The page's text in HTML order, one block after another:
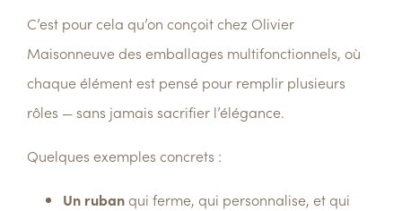
C’est pour cela qu’on conçoit chez Olivier
Maisonneuvedes emballages multifonctionnels, où
chaque élément est pensé pour remplir plusieurs
rôles — sans jamais sacrifier l’élégance.
Quelques exemples concrets :
Un rubanqui ferme, qui personnalise, et qui